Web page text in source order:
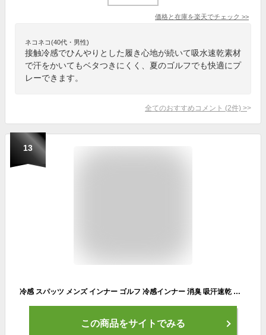
価格と在庫を楽天でチェック >>
ネコネコ(40代・男性)
接触冷感でひんやりとした履き心地が続いて吸水速乾素材
で汗をかいてもベタつきにくく、夏のゴルフでも快適にプ
レーできます。
全てのおすすめコメント (2件) >
13
冷感 スパッツ メンズ インナー ゴルフ 冷感インナー 消臭 吸汗速乾 夏用 アンダー 涼しい 暑さ対策 接触冷感 タイツ ストレッチ 消臭テープ レギンスインナー 肌着 作業着 作業服 アタックベース 人気 コンプレッション 大きいサイズ 56815
この商品をサイトでみる